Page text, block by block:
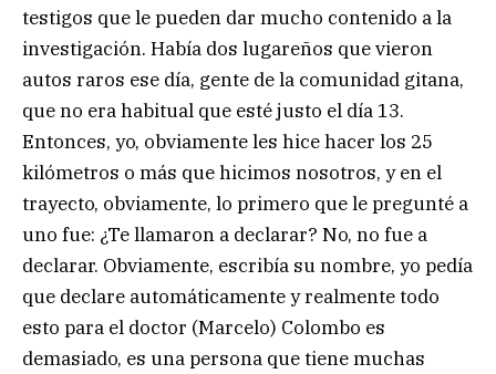
testigos que le pueden dar mucho contenido a la
investigación. Había dos lugareños que vieron
autos raros ese día, gente de la comunidad gitana,
que no era habitual que esté justo el día 13.
Entonces, yo, obviamente les hice hacer los 25
kilómetros o más que hicimos nosotros, y en el
trayecto, obviamente, lo primero que le pregunté a
uno fue: ¿Te llamaron a declarar? No, no fue a
declarar. Obviamente, escribía su nombre, yo pedía
que declare automáticamente y realmente todo
esto para el doctor (Marcelo) Colombo es
demasiado, es una persona que tiene muchas